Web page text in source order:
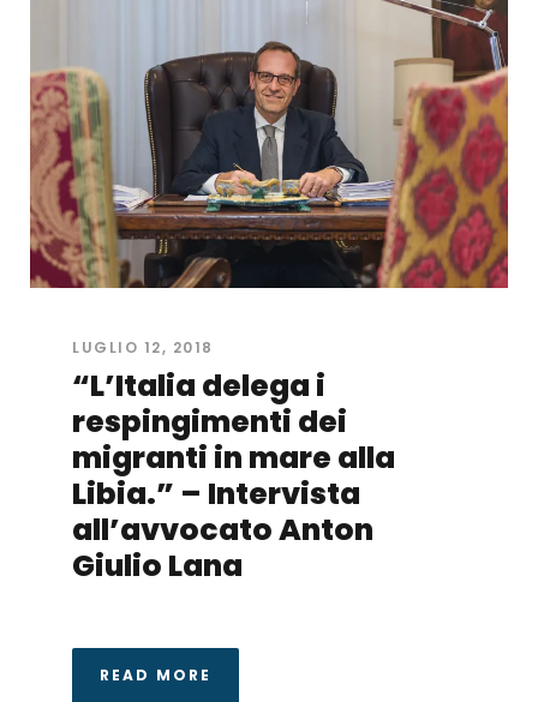
LUGLIO 12, 2018
“L’Italia delega i
respingimenti dei
migranti in mare alla
Libia.” – Intervista
all’avvocato Anton
Giulio Lana
READ MORE